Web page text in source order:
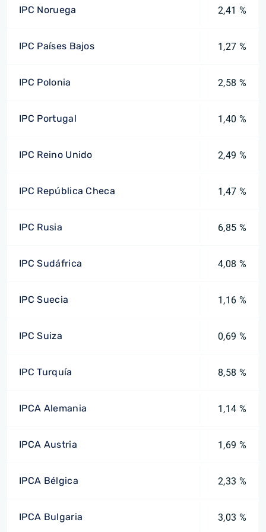
IPC Noruega 2,41 %
IPC Países Bajos 1,27 %
IPC Polonia 2,58 %
IPC Portugal 1,40 %
IPC Reino Unido 2,49 %
IPC República Checa 1,47 %
IPC Rusia 6,85 %
IPC Sudáfrica 4,08 %
IPC Suecia 1,16 %
IPC Suiza 0,69 %
IPC Turquía 8,58 %
IPCA Alemania 1,14 %
IPCA Austria 1,69 %
IPCA Bélgica 2,33 %
IPCA Bulgaria 3,03 %